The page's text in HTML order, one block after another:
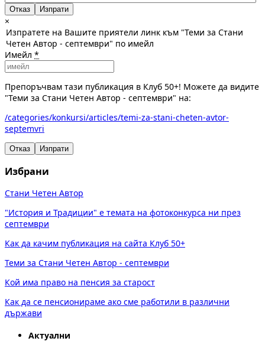
Отказ
×
Изпратете на Вашите приятели линк към "Теми за Стани
Четен Автор - септември" по имейл
Имейл *
Препоръчвам тази публикация в Клуб 50+! Можете да видите
"Теми за Стани Четен Автор - септември" на:
/categories/konkursi/articles/temi-za-stani-cheten-avtor-
septemvri
Отказ Изпрати
Избрани
Стани Четен Автор
"История и Традиции" е темата на фотоконкурса ни през
септември
Как да качим публикация на сайта Клуб 50+
Теми за Стани Четен Автор - септември
Кой има право на пенсия за старост
Как да се пенсионираме ако сме работили в различни
държави
Актуални